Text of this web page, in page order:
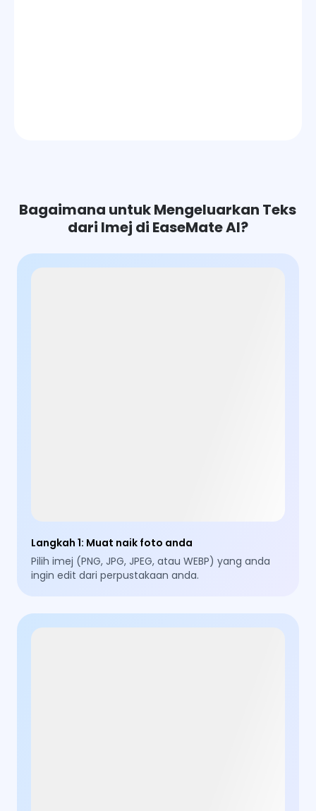
Bagaimana untuk Mengeluarkan Teks
dari Imej di EaseMate AI?
Langkah 1: Muat naik foto anda
Pilih imej (PNG, JPG, JPEG, atau WEBP) yang anda
ingin edit dari perpustakaan anda.